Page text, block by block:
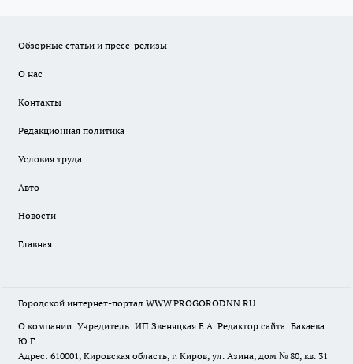
Обзорные статьи и пресс-релизы
О нас
Контакты
Редакционная политика
Условия труда
Авто
Новости
Главная
Городской интернет-портал WWW.PROGORODNN.RU
О компании: Учредитель: ИП Звеняцкая Е.А. Редактор сайта: Бакаева
Ю.Г.
Адрес: 610001, Кировская область, г. Киров, ул. Азина, дом № 80, кв. 31